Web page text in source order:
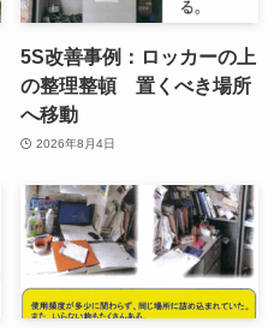
5S改善事例：ロッカーの上
の整理整頓 置くべき場所
へ移動
2026年8月4日